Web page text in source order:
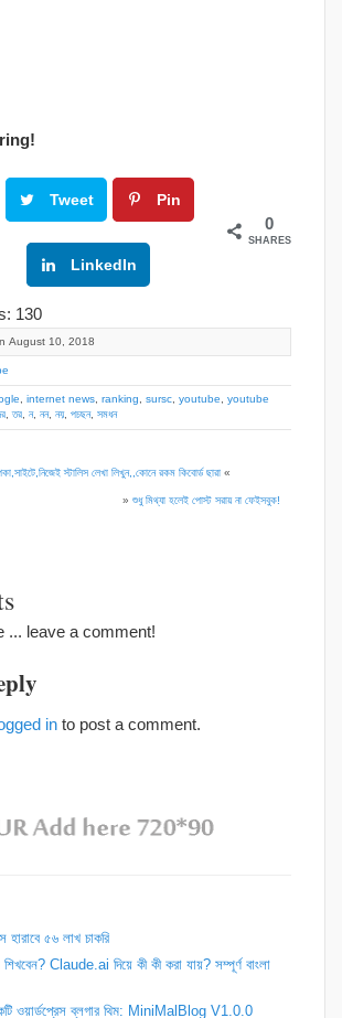
Tweet Pin
LinkedIn
0
SHARES
130
August 10, 2018
internet news ranking sursc youtube
youtube
,তর ন, নন, নয়, পচছন, সমধন
স্টালিস লেখা লিখুন,,কোনে রকম কিবোর্ড ছারা «
» শুধু মিথ্যা হলেই পোস্ট সরায় না ফেইসবুক!
... leave a comment!
in to post a comment.
৫৬ লাখ চাকরি
Claude.ai দিয়ে কী কী করা যায়? সম্পূর্ণ বাংলা
ওয়ার্ডপ্রেস ব্লগার থিম: MiniMalBlog V1.0.0